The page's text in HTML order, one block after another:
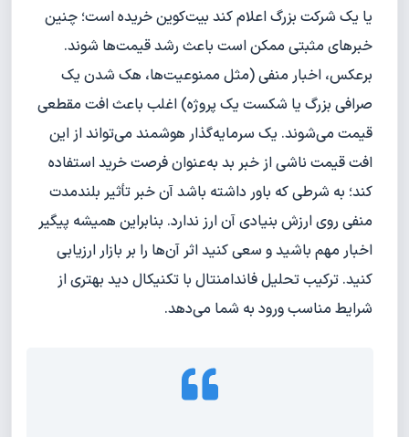
یا یک شرکت بزرگ اعلام کند بیت‌کوین خریده است؛ چنین
خبرهای مثبتی ممکن است باعث رشد قیمت‌ها شوند.
برعکس، اخبار منفی (مثل ممنوعیت‌ها، هک شدن یک
صرافی بزرگ یا شکست یک پروژه) اغلب باعث افت مقطعی
قیمت می‌شوند. یک سرمایه‌گذار هوشمند می‌تواند از این
افت قیمت ناشی از خبر بد به‌عنوان فرصت خرید استفاده
کند؛ به شرطی که باور داشته باشد آن خبر تأثیر بلندمدت
منفی روی ارزش بنیادی آن ارز ندارد. بنابراین همیشه پیگیر
اخبار مهم باشید و سعی کنید اثر آن‌ها را بر بازار ارزیابی
کنید. ترکیب تحلیل فاندامنتال با تکنیکال دید بهتری از
شرایط مناسب ورود به شما می‌دهد.